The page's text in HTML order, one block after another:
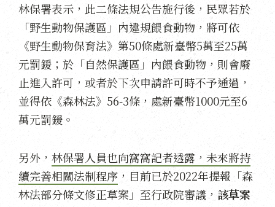
林保署表示，此二條法規公告施行後，民眾若於
「野生動物保護區」內違規餵食動物，將可依
《野生動物保育法》第50條處新臺幣5萬至25萬
元罰鍰；於「自然保護區」內餵食動物，則會廢
止進入許可，或者於下次申請許可時不予通過，
並得依《森林法》56-3條，處新臺幣1000元至6
萬元罰鍰。
另外， 林保署人員也向窩窩記者透露，未來將持
續完善相關法制程序 ，目前已於2022年提報「森
林法部分條文修正草案」至行政院審議， 該草案